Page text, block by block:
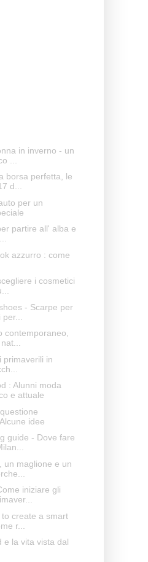
in inverno - un
...
borsa perfetta, le
d...
per un
partire all' alba e
azzurro : come
i cosmetici
- Scarpe per
contemporaneo,
primaverili in
: Alunni moda
e attuale
idee
guide - Dove fare
un maglione e un
iniziare gli
create a smart
r...
e la vita vista dal